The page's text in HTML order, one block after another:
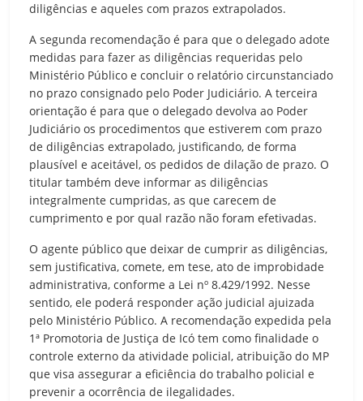
diligências e aqueles com prazos extrapolados.
A segunda recomendação é para que o delegado adote
medidas para fazer as diligências requeridas pelo
Ministério Público e concluir o relatório circunstanciado
no prazo consignado pelo Poder Judiciário. A terceira
orientação é para que o delegado devolva ao Poder
Judiciário os procedimentos que estiverem com prazo
de diligências extrapolado, justificando, de forma
plausível e aceitável, os pedidos de dilação de prazo. O
titular também deve informar as diligências
integralmente cumpridas, as que carecem de
cumprimento e por qual razão não foram efetivadas.
O agente público que deixar de cumprir as diligências,
sem justificativa, comete, em tese, ato de improbidade
administrativa, conforme a Lei nº 8.429/1992. Nesse
sentido, ele poderá responder ação judicial ajuizada
pelo Ministério Público. A recomendação expedida pela
1ª Promotoria de Justiça de Icó tem como finalidade o
controle externo da atividade policial, atribuição do MP
que visa assegurar a eficiência do trabalho policial e
prevenir a ocorrência de ilegalidades.